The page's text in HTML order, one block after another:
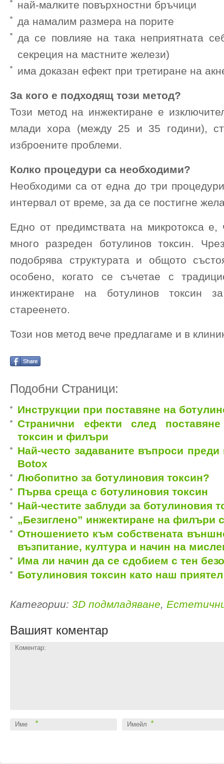
най-малките повърхностни бръчици
да намалим размера на порите
да се повлияе на така неприятната
секреция на мастните желези)
има доказан ефект при третиране на
За кого е подходящ този метод?
Този метод на инжектиране е
млади хора (между 25 и 35 години),
изброените проблеми.
Колко процедури са необходими?
Необходими са от една до три
интервал от време, за да се постигне
Едно от предимствата на микротокса е,
много разреден ботулинов токсин.
подобрява структурата и общото
особено, когато се съчетае с
инжектиране на ботулинов токсин
стареенето.
Този нов метод вече предлагаме и в
Подобни Страници:
Инструкции при поставяне на
Странични ефекти след
токсин и филъри
Най-често задаваните въпроси преди
Botox
Любопитно за ботулиновия токсин?
Първа среща с ботулиновия токсин
Най-честите заблуди за ботулиновия
„Безиглено” инжектиране на филъри
Отношението към собствената
възпитание, култура и начин на
Има ли начин да се сдобием с тен
Ботулиновия токсин като наш приятел
Категории: 3D подмладяване
Вашият коментар
Коментар:
Име * Имейл *